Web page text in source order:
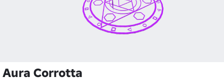
Aura Corrotta